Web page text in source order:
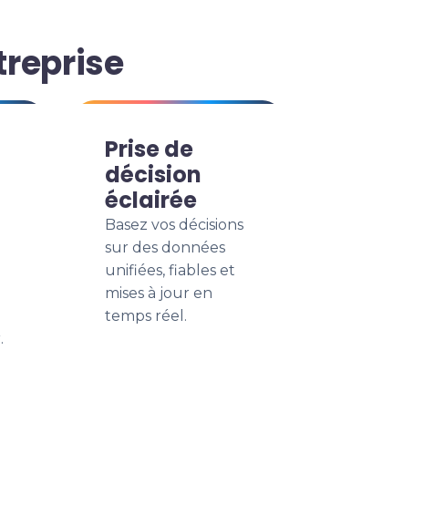
Prise de
décision
éclairée
Basez vos décisions
sur des données
unifiées, fiables et
mises à jour en
temps réel.